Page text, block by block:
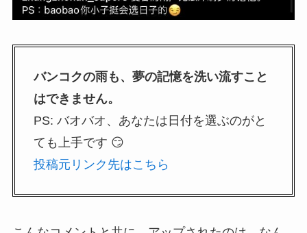
バンコクの雨も、夢の記憶を洗い流すこと
はできません。
PS: バオバオ、あなたは日付を選ぶのがと
ても上手です 😏
投稿元リンク先はこちら